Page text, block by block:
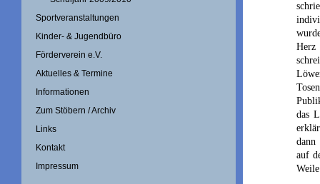
Sportveranstaltungen
Kinder- & Jugendbüro
Förderverein e.V.
Aktuelles & Termine
Informationen
Zum Stöbern / Archiv
Links
Kontakt
Impressum
das
dann
auf